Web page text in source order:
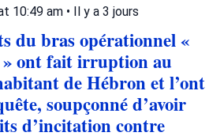
10:49 am • Il y a 3 jours
du bras opérationnel «
» ont fait irruption au
de Hébron et l’ont
soupçonné d’avoir
d’incitation contre